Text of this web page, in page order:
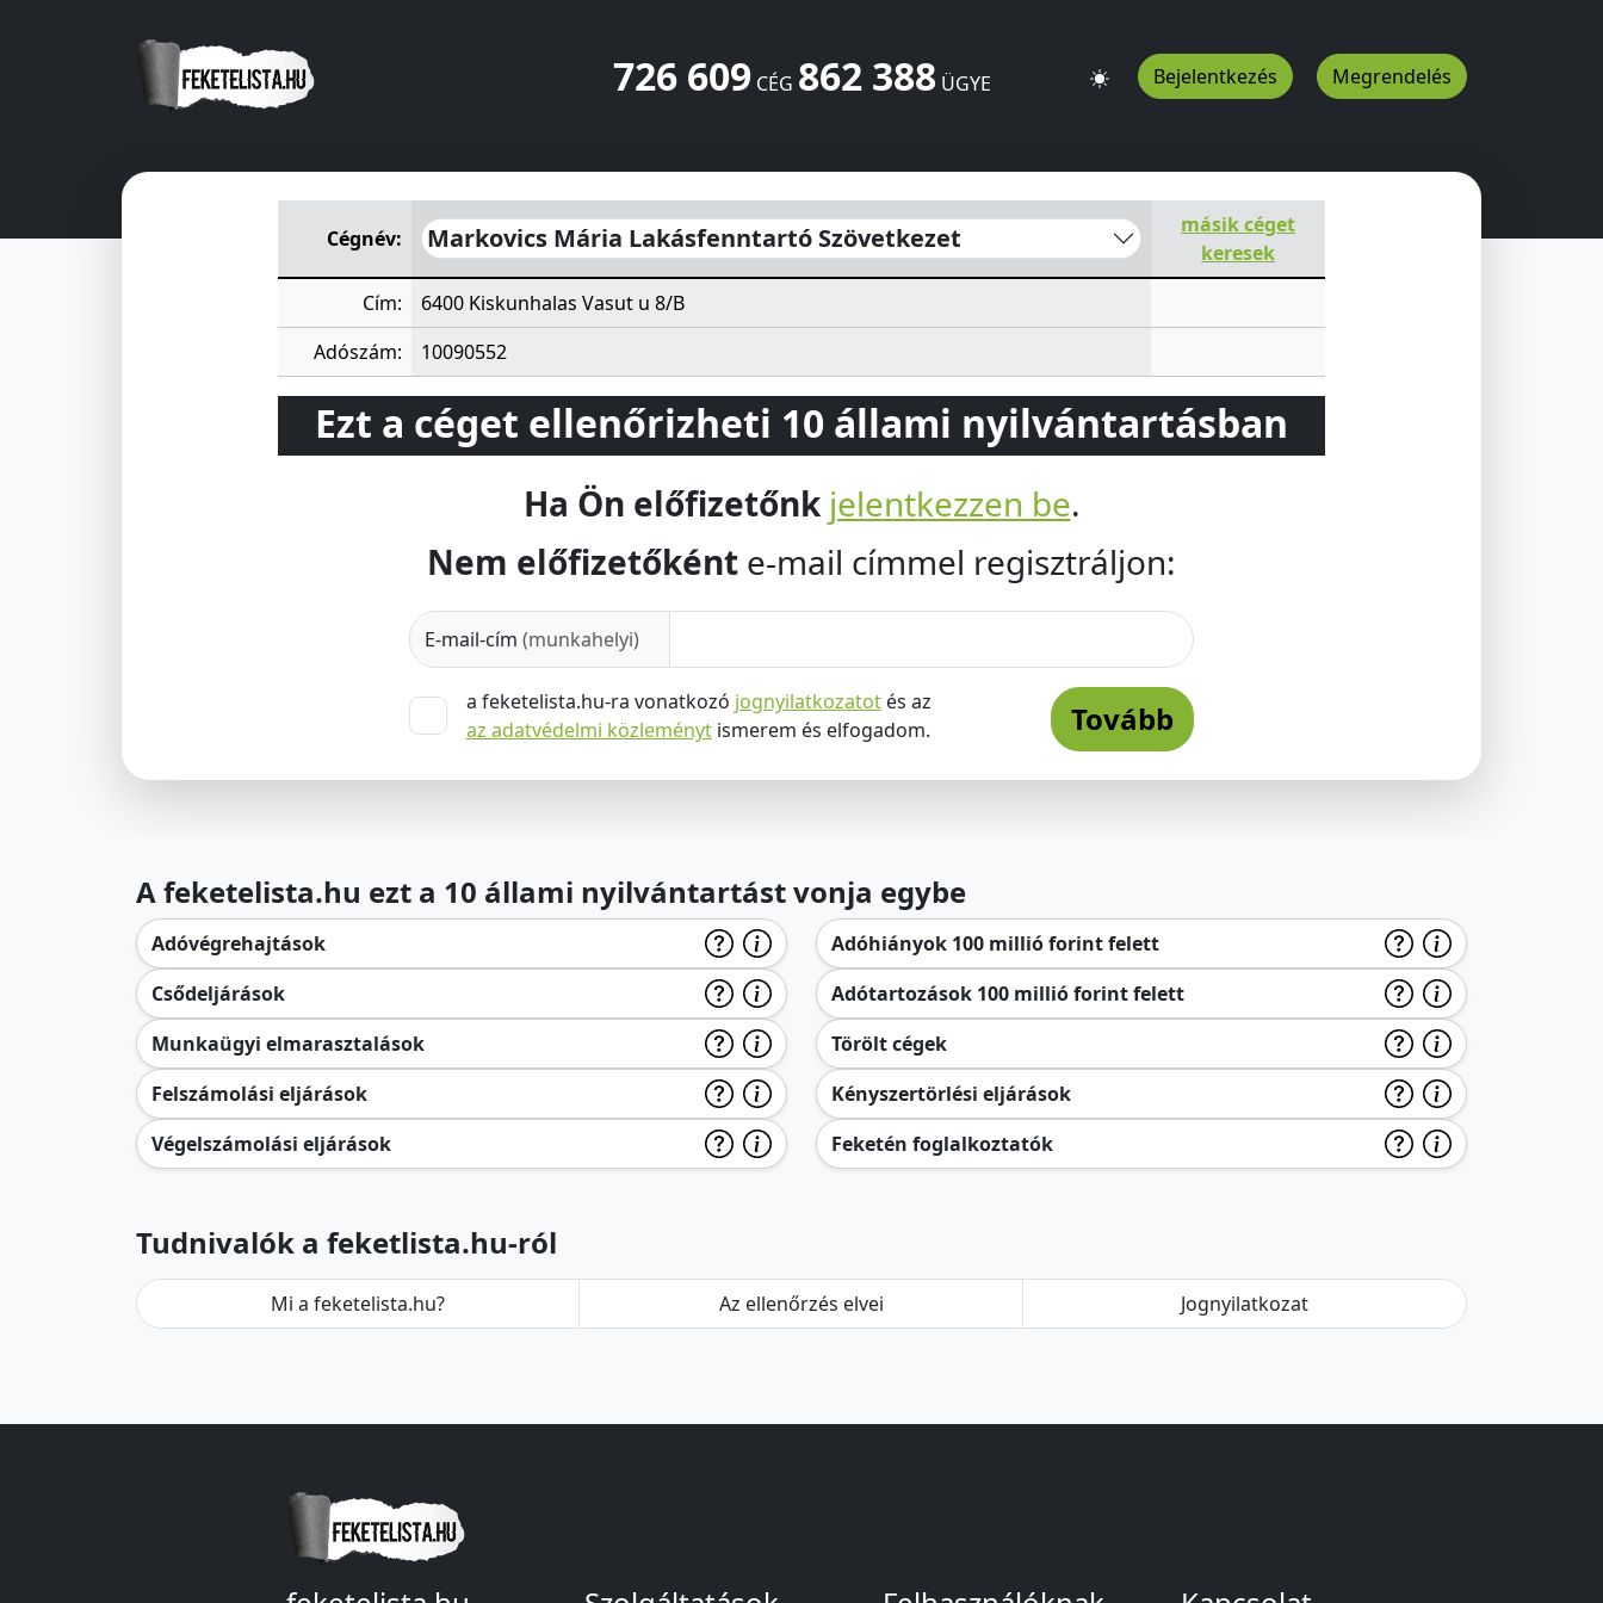
726 609CÉG 862 388ÜGYE Bejelentkezés Megrendelés
Markovics Mária Lakásfenntartó SzövetkezetVasut u 8/BKiskunhalas6400HU
Cégnév:
Markovics Mária Lakásfenntartó Szövetkezet
másik céget
keresek
Cím:
6400 Kiskunhalas Vasut u 8/B
Adószám:
10090552
Ezt a céget ellenőrizheti 10 állami nyilvántartásban
Ha Ön előfizetőnk jelentkezzen be.
Nem előfizetőként e-mail címmel regisztráljon:
E-mail-cím (munkahelyi)
a feketelista.hu-ra vonatkozó jognyilatkozatotés az
az adatvédelmi közleménytismerem és elfogadom. Tovább
A feketelista.hu ezt a 10 állami nyilvántartást vonja egybe
Adóvégrehajtások
Csődeljárások
Munkaügyi elmarasztalások
Felszámolási eljárások
Végelszámolási eljárások
Adóhiányok 100 millió forint felett
Adótartozások 100 millió forint felett
Törölt cégek
Kényszertörlési eljárások
Feketén foglalkoztatók
Tudnivalók a feketlista.hu-ról
Mi a feketelista.hu? Az ellenőrzés elvei Jognyilatkozat